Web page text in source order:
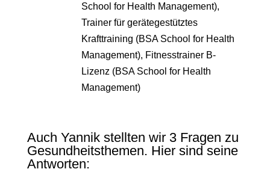
School for Health Management),
Trainer für gerätegestütztes
Krafttraining (BSA School for Health
Management), Fitnesstrainer B-
Lizenz (BSA School for Health
Management)
Auch Yannik stellten wir 3 Fragen zu
Gesundheitsthemen. Hier sind seine
Antworten: